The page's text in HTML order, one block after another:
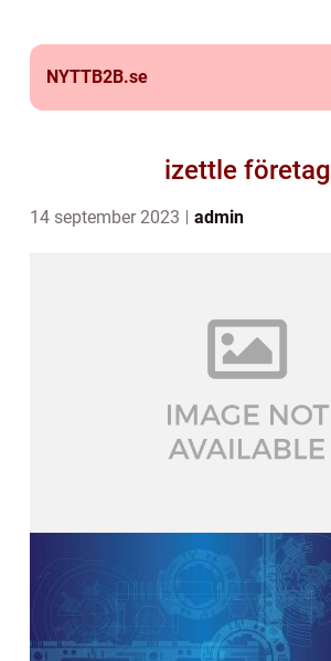
NYTTB2B.se
izettle företag
14 september 2023 admin